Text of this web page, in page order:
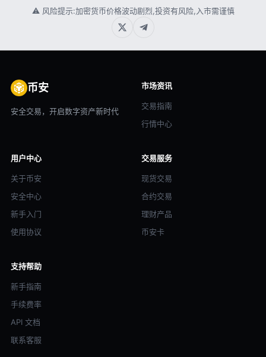
⚠ 风险提示:加密货币价格波动剧烈,投资有风险,入市需谨慎
币安
安全交易，开启数字资产新时代
市场资讯
交易指南
行情中心
用户中心
关于币安
安全中心
新手入门
使用协议
交易服务
现货交易
合约交易
理财产品
币安卡
支持帮助
新手指南
手续费率
API 文档
联系客服